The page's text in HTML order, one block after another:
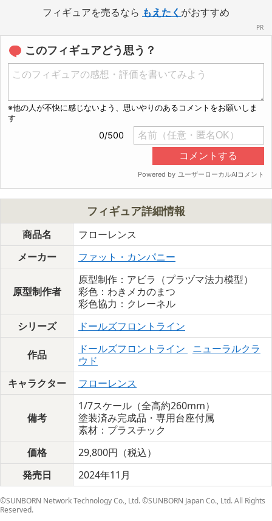
フィギュアを売るなら もえたく がおすすめ
このフィギュアどう思う？
フィギュア詳細情報
商品名
フローレンス
メーカー
ファット・カンパニー
原型制作者
原型制作：アビラ（プラヅマ法力模型）
彩色：わきメカのまつ
彩色協力：クレーネル
シリーズ
ドールズフロントライン
作品 ドールズフロントライン
ニューラルクラ
ウド
キャラクター
フローレンス
備考
1/7スケール（全高約260mm）
塗装済み完成品・専用台座付属
素材：プラスチック
価格
29,800円（税込）
発売日
2024年11月
©SUNBORN Network Technology Co., Ltd. ©SUNBORN Japan Co., Ltd. All Rights
Reserved.